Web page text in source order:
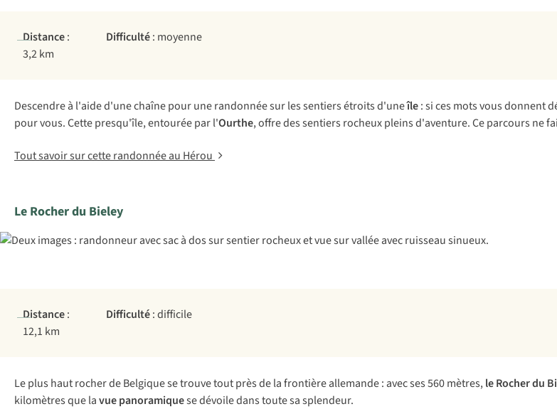
Distance:
3,2 km
Difficulté: moyenne
Descendre à l'aide d'une chaîne pour une randonnée sur les sentiers étroits d'uneîle: si ces mots vous donnent
pour vous. Cette presqu'île, entourée par l'Ourthe, offre des sentiers rocheux pleins d'aventure. Ce parcours ne
Tout savoir sur cette randonnée au Hérou
Le Rocher du Bieley
Distance:
12,1 km
Difficulté: difficile
Le plus haut rocher de Belgique se trouve tout près de la frontière allemande : avec ses 560 mètres,le Rocher du
kilomètres que lavue panoramiquese dévoile dans toute sa splendeur.